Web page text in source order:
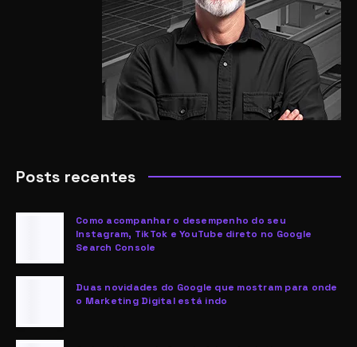
Posts recentes
Como acompanhar o desempenho do seu
Instagram, TikTok e YouTube direto no Google
Search Console
Duas novidades do Google que mostram para onde
o Marketing Digital está indo